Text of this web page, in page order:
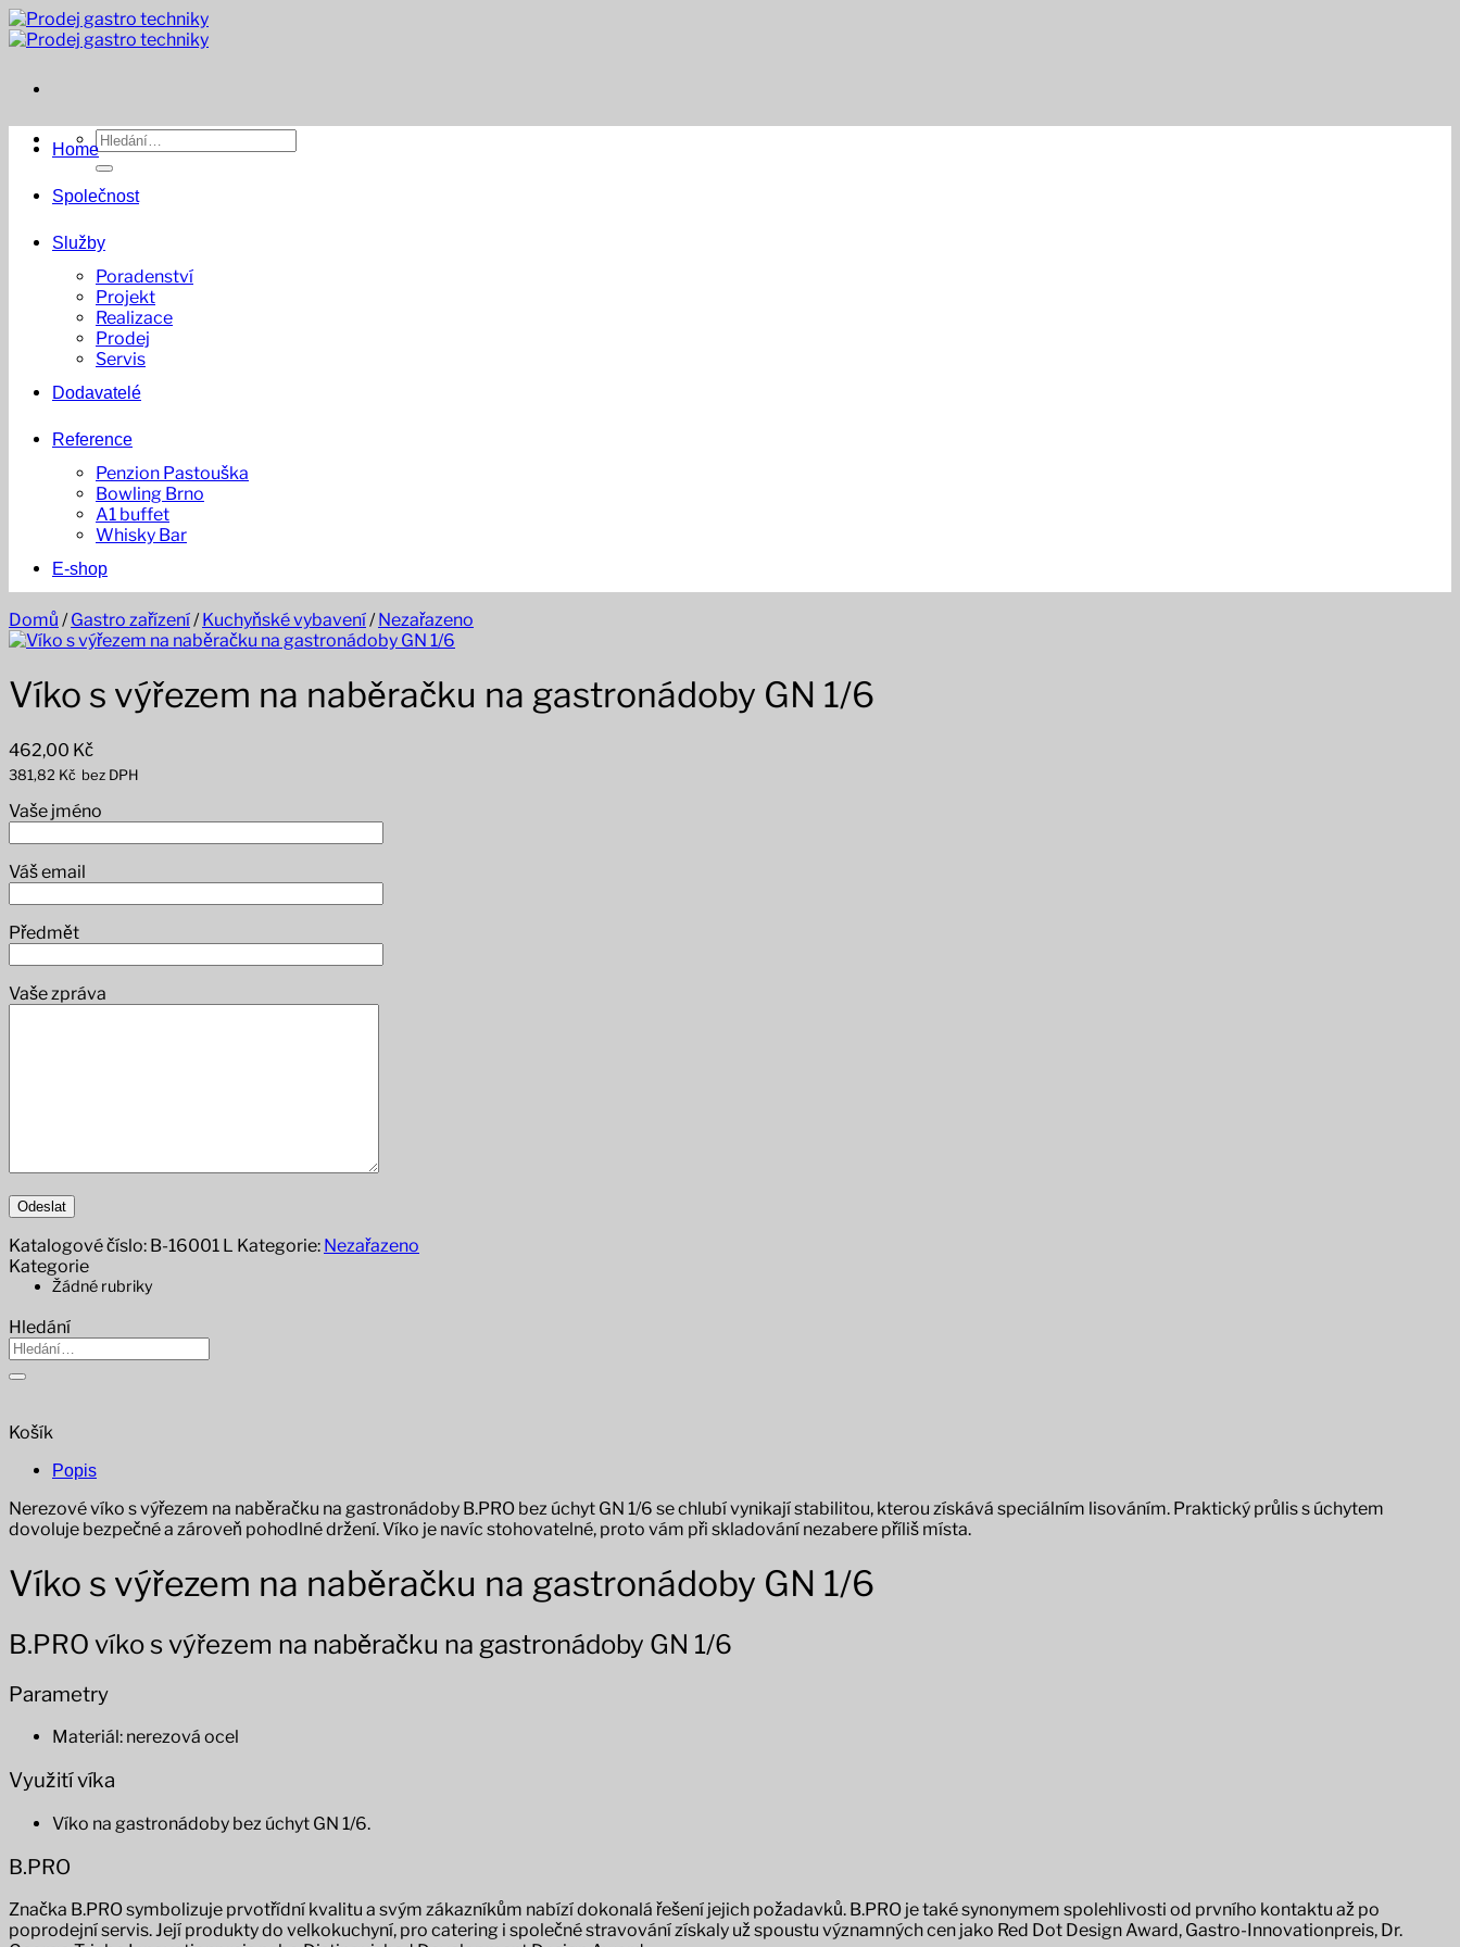
Přeskočit
na
Hledat:
Home
Společnost
Služby
Poradenství
Projekt
Realizace
Prodej
Servis
Dodavatelé
Reference
Penzion Pastouška
Bowling Brno
A1 buffet
Whisky Bar
E-shop
Domů / Gastro zařízení/ Kuchyňské vybavení/ Nezařazeno
Víko s výřezem na naběračku na gastronádoby GN 1/6
462,00 Kč
381,82 Kč bez DPH
Vaše jméno
Váš email
Předmět
Vaše zpráva
Katalogové číslo: B-16001 L Kategorie: Nezařazeno
Kategorie
Žádné rubriky
Hledání
Hledat:
Košík
Popis
Nerezové víko s výřezem na naběračku na gastronádoby B.PRO bez úchyt GN 1/6 se chlubí vynikají stabilitou, kterou získává speciálním lisováním. Praktický průlis s úchytem
dovoluje bezpečné a zároveň pohodlné držení. Víko je navíc stohovatelné, proto vám při skladování nezabere příliš místa.
Víko s výřezem na naběračku na gastronádoby GN 1/6
B.PRO víko s výřezem na naběračku na gastronádoby GN 1/6
Parametry
Materiál: nerezová ocel
Využití víka
Víko na gastronádoby bez úchyt GN 1/6.
B.PRO
Značka B.PRO symbolizuje prvotřídní kvalitu a svým zákazníkům nabízí dokonalá řešení jejich požadavků. B.PRO je také synonymem spolehlivosti od prvního kontaktu až po
poprodejní servis. Její produkty do velkokuchyní, pro catering i společné stravování získaly už spoustu významných cen jako Red Dot Design Award, Gastro-Innovationpreis, Dr.